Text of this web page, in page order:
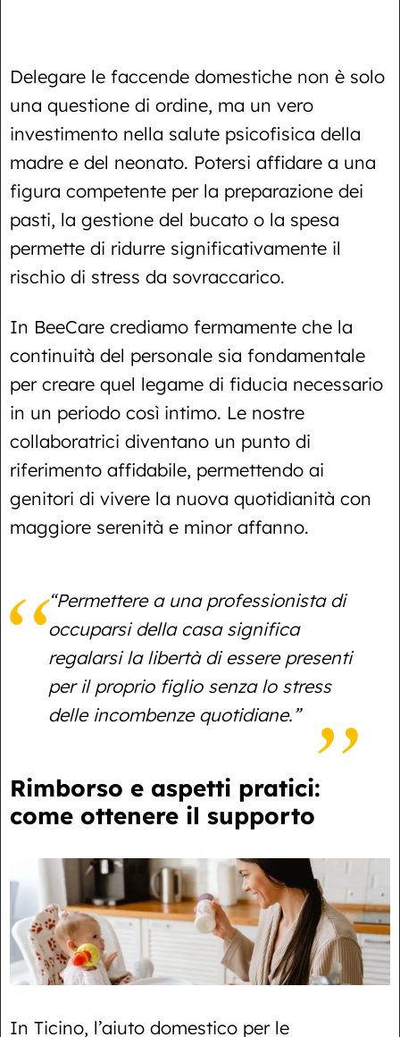
Delegare le faccende domestiche non è solo
una questione di ordine, ma un vero
investimento nella salute psicofisica della
madre e del neonato. Potersi affidare a una
figura competente per la preparazione dei
pasti, la gestione del bucato o la spesa
permette di ridurre significativamente il
rischio di stress da sovraccarico.
In BeeCare crediamo fermamente che la
continuità del personale sia fondamentale
per creare quel legame di fiducia necessario
in un periodo così intimo. Le nostre
collaboratrici diventano un punto di
riferimento affidabile, permettendo ai
genitori di vivere la nuova quotidianità con
maggiore serenità e minor affanno.
“Permettere a una professionista di
occuparsi della casa significa
regalarsi la libertà di essere presenti
per il proprio figlio senza lo stress
delle incombenze quotidiane.”
Rimborso e aspetti pratici:
come ottenere il supporto
In Ticino, l’aiuto domestico per le